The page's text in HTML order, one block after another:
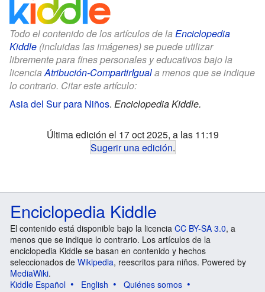
Todo el contenido de los artículos de la Enciclopedia
Kiddle (incluidas las imágenes) se puede utilizar
libremente para fines personales y educativos bajo la
licencia Atribución-CompartirIguala menos que se indique
lo contrario. Citar este artículo:
Asia del Sur para Niños. Enciclopedia Kiddle.
Última edición el 17 oct 2025, a las 11:19
Sugerir una edición.
Enciclopedia Kiddle
El contenido está disponible bajo la licencia CC BY-SA 3.0, a
menos que se indique lo contrario. Los artículos de la
enciclopedia Kiddle se basan en contenido y hechos
seleccionados de Wikipedia, reescritos para niños. Powered by
MediaWiki.
Kiddle Español
English
Quiénes somos